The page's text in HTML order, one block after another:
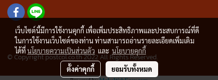
© Copyright postcol.co.th 2022 All Rights Reserved.
เว็บไซต์นี้มีการใช้งานคุกกี้ เพื่อเพิ่มประสิทธิภาพและประสบการณ์ที่ดี
ในการใช้งานเว็บไซต์ของท่าน ท่านสามารถอ่านรายละเอียดเพิ่มเติม
ได้ที่นโยบายความเป็นส่วนตัว และ นโยบายคุกกี้
ตั้งค่าคุกกี้ ยอมรับทั้งหมด